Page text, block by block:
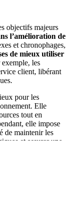
objectifs majeurs
l’amélioration de
et chronophages,
de mieux utiliser
exemple, les
client, libérant
pour les
Elle
tout en
elle impose
de maintenir les
et assurer une